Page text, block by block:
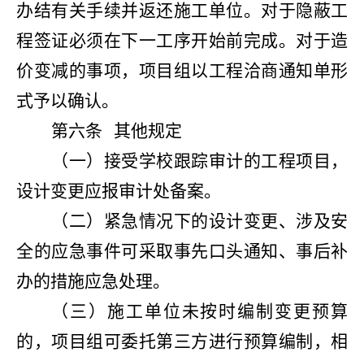
办结有关手续并返还施工单位。对于隐蔽工
程签证必须在下一工序开始前完成。对于造
价变减的事项，项目组以工程洽商通知单形
式予以确认。
第六条
其他规定
（一）接受学校跟踪审计的工程项目，
设计变更应报审计处备案。
（二）紧急情况下的设计变更、涉及安
全的应急事件可采取事先口头通知、事后补
办的措施应急处理。
（三）施工单位未按时编制变更预算
的，项目组可委托第三方进行预算编制，相